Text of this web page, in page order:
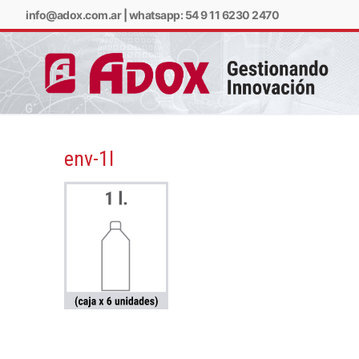
info@adox.com.ar| whatsapp: 54 9 11 6230 2470
env-1l